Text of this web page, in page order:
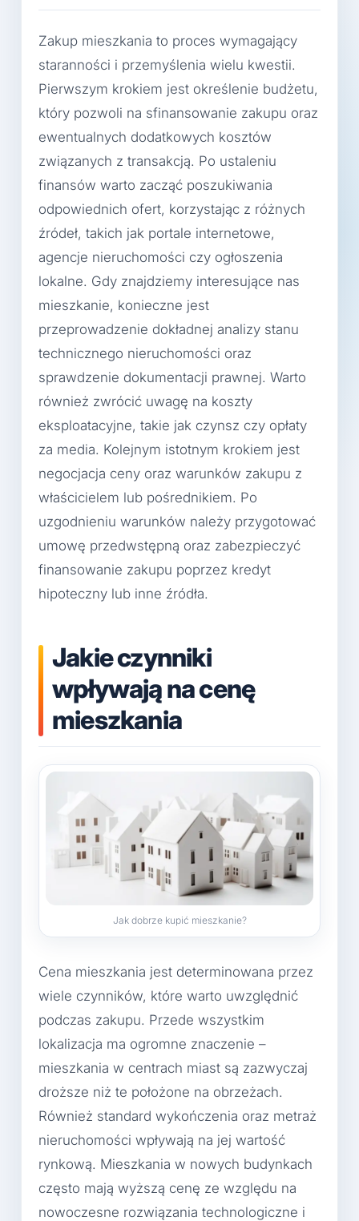
Zakup mieszkania to proces wymagający
staranności i przemyślenia wielu kwestii.
Pierwszym krokiem jest określenie budżetu,
który pozwoli na sfinansowanie zakupu oraz
ewentualnych dodatkowych kosztów
związanych z transakcją. Po ustaleniu
finansów warto zacząć poszukiwania
odpowiednich ofert, korzystając z różnych
źródeł, takich jak portale internetowe,
agencje nieruchomości czy ogłoszenia
lokalne. Gdy znajdziemy interesujące nas
mieszkanie, konieczne jest
przeprowadzenie dokładnej analizy stanu
technicznego nieruchomości oraz
sprawdzenie dokumentacji prawnej. Warto
również zwrócić uwagę na koszty
eksploatacyjne, takie jak czynsz czy opłaty
za media. Kolejnym istotnym krokiem jest
negocjacja ceny oraz warunków zakupu z
właścicielem lub pośrednikiem. Po
uzgodnieniu warunków należy przygotować
umowę przedwstępną oraz zabezpieczyć
finansowanie zakupu poprzez kredyt
hipoteczny lub inne źródła.
Jakie czynniki
wpływają na cenę
mieszkania
Jak dobrze kupić mieszkanie?
Cena mieszkania jest determinowana przez
wiele czynników, które warto uwzględnić
podczas zakupu. Przede wszystkim
lokalizacja ma ogromne znaczenie –
mieszkania w centrach miast są zazwyczaj
droższe niż te położone na obrzeżach.
Również standard wykończenia oraz metraż
nieruchomości wpływają na jej wartość
rynkową. Mieszkania w nowych budynkach
często mają wyższą cenę ze względu na
nowoczesne rozwiązania technologiczne i